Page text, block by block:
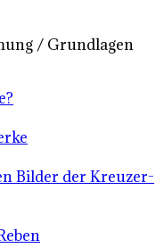
/ Grundlagen
Bilder der Kreuzer-